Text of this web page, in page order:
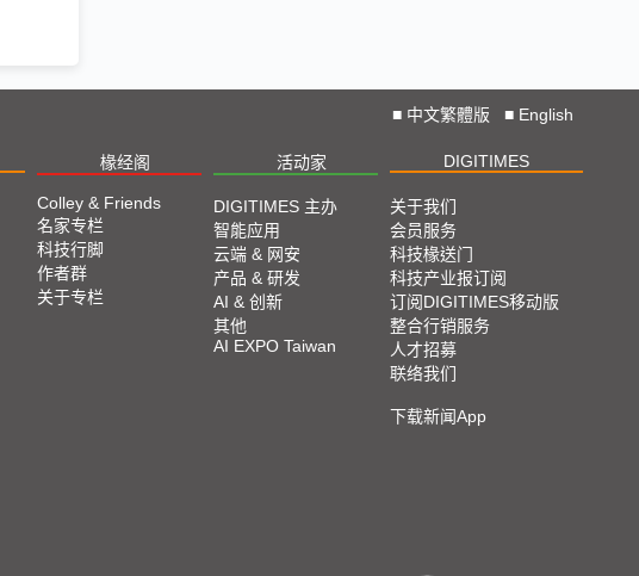
■ 中文繁體版 ■ English
椽经阁 活动家 DIGITIMES
Colley & Friends
名家专栏
科技行脚
作者群
关于专栏
DIGITIMES 主办
智能应用
云端 & 网安
产品 & 研发
AI & 创新
其他
AI EXPO Taiwan
关于我们
会员服务
科技椽送门
科技产业报订阅
订阅DIGITIMES移动版
整合行销服务
人才招募
联络我们
下载新闻App